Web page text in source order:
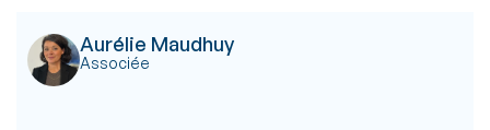
Aurélie Maudhuy
Associée